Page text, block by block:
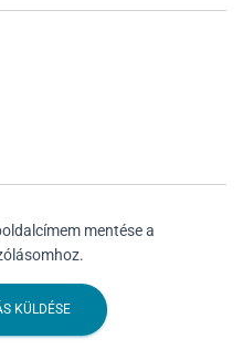
mentése a